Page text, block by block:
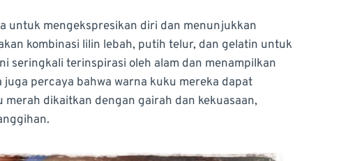
untuk mengekspresikan diri dan menunjukkan
kombinasi lilin lebah, putih telur, dan gelatin untuk
seringkali terinspirasi oleh alam dan menampilkan
juga percaya bahwa warna kuku mereka dapat
dikaitkan dengan gairah dan kekuasaan,